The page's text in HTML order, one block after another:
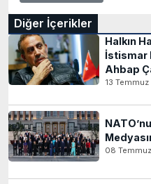
Diğer İçerikler
Halkın
İstismar
Ahbap
13
08